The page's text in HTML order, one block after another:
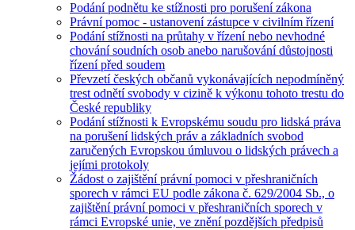
Podání podnětu ke stížnosti pro porušení zákona
Právní pomoc - ustanovení zástupce v civilním řízení
Podání stížnosti na průtahy v řízení nebo nevhodné
chování soudních osob anebo narušování důstojnosti
řízení před soudem
Převzetí českých občanů vykonávajících nepodmíněný
trest odnětí svobody v cizině k výkonu tohoto trestu do
České republiky
Podání stížnosti k Evropskému soudu pro lidská práva
na porušení lidských práv a základních svobod
zaručených Evropskou úmluvou o lidských právech a
jejími protokoly
Žádost o zajištění právní pomoci v přeshraničních
sporech v rámci EU podle zákona č. 629/2004 Sb., o
zajištění právní pomoci v přeshraničních sporech v
rámci Evropské unie, ve znění pozdějších předpisů